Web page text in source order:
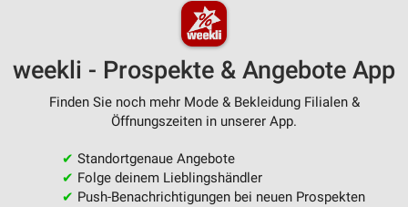
weekli - Prospekte & Angebote App
Finden Sie noch mehr Mode & Bekleidung Filialen &
Öffnungszeiten in unserer App.
✔ Standortgenaue Angebote
✔ Folge deinem Lieblingshändler
✔ Push-Benachrichtigungen bei neuen Prospekten